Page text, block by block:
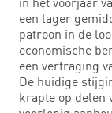
een lager
patroon in de
economische
een vertraging
De huidige
krapte op delen